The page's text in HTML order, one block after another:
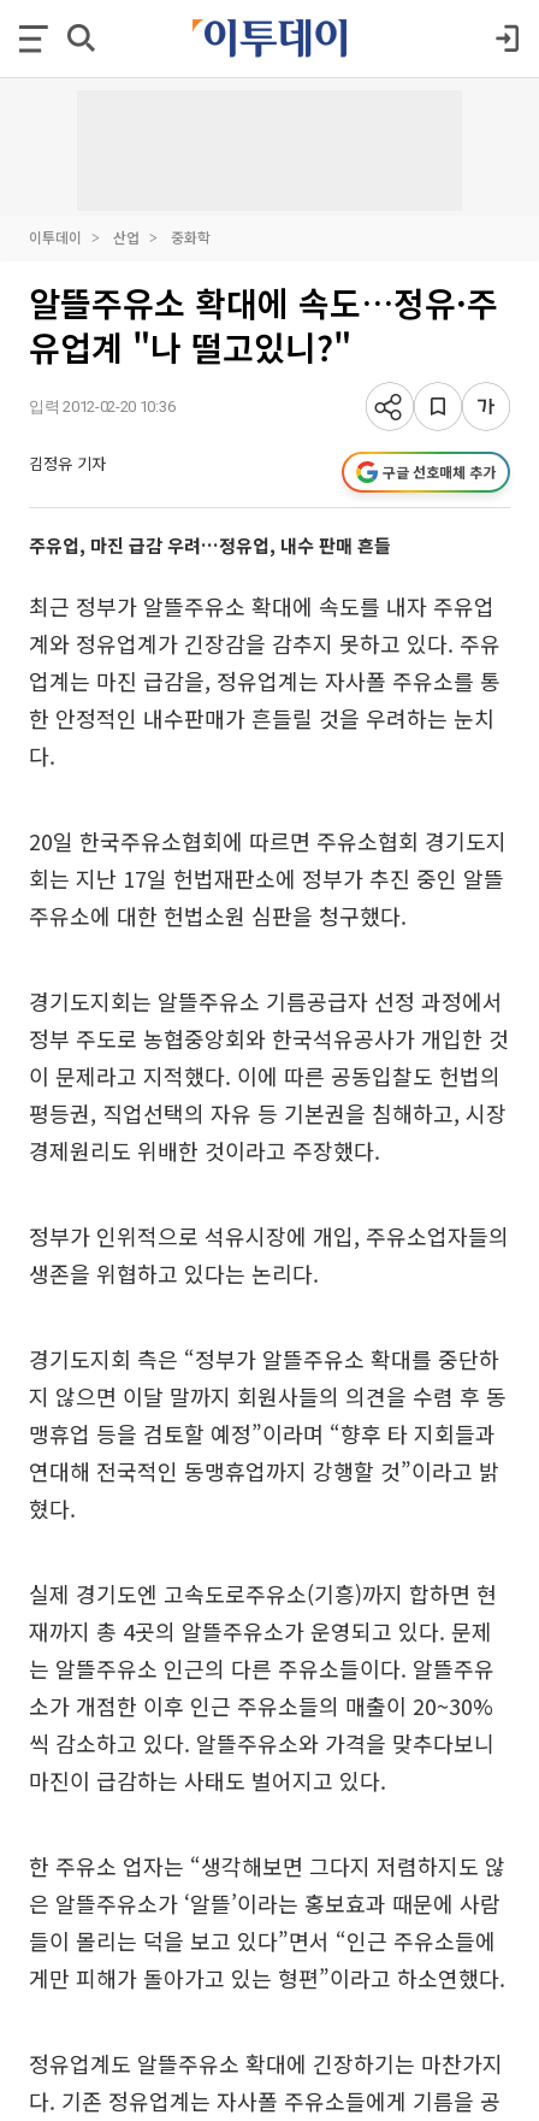
이투데이 산업 중화학
알뜰주유소 확대에 속도…정유·주
유업계 "나 떨고있니?"
입력 2012-02-20 10:36
김정유 기자 구글 선호매체 추가
주유업, 마진 급감 우려…정유업, 내수 판매 흔들
최근 정부가 알뜰주유소 확대에 속도를 내자 주유업
계와 정유업계가 긴장감을 감추지 못하고 있다. 주유
업계는 마진 급감을, 정유업계는 자사폴 주유소를 통
한 안정적인 내수판매가 흔들릴 것을 우려하는 눈치
다.
20일 한국주유소협회에 따르면 주유소협회 경기도지
회는 지난 17일 헌법재판소에 정부가 추진 중인 알뜰
주유소에 대한 헌법소원 심판을 청구했다.
경기도지회는 알뜰주유소 기름공급자 선정 과정에서
정부 주도로 농협중앙회와 한국석유공사가 개입한 것
이 문제라고 지적했다. 이에 따른 공동입찰도 헌법의
평등권, 직업선택의 자유 등 기본권을 침해하고, 시장
경제원리도 위배한 것이라고 주장했다.
정부가 인위적으로 석유시장에 개입, 주유소업자들의
생존을 위협하고 있다는 논리다.
경기도지회 측은 “정부가 알뜰주유소 확대를 중단하
지 않으면 이달 말까지 회원사들의 의견을 수렴 후 동
맹휴업 등을 검토할 예정”이라며 “향후 타 지회들과
연대해 전국적인 동맹휴업까지 강행할 것”이라고 밝
혔다.
실제 경기도엔 고속도로주유소(기흥)까지 합하면 현
재까지 총 4곳의 알뜰주유소가 운영되고 있다. 문제
는 알뜰주유소 인근의 다른 주유소들이다. 알뜰주유
소가 개점한 이후 인근 주유소들의 매출이 20~30%
씩 감소하고 있다. 알뜰주유소와 가격을 맞추다보니
마진이 급감하는 사태도 벌어지고 있다.
한 주유소 업자는 “생각해보면 그다지 저렴하지도 않
은 알뜰주유소가 ‘알뜰’이라는 홍보효과 때문에 사람
들이 몰리는 덕을 보고 있다”면서 “인근 주유소들에
게만 피해가 돌아가고 있는 형편”이라고 하소연했다.
정유업계도 알뜰주유소 확대에 긴장하기는 마찬가지
다. 기존 정유업계는 자사폴 주유소들에게 기름을 공